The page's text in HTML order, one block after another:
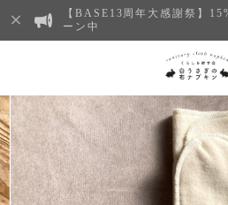
【BASE13周年大感謝祭】
ーン中